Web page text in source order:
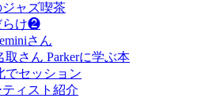
ャズ喫茶
らけ❷
さん
さん Parkerに学ぶ本
セッション
ィスト紹介